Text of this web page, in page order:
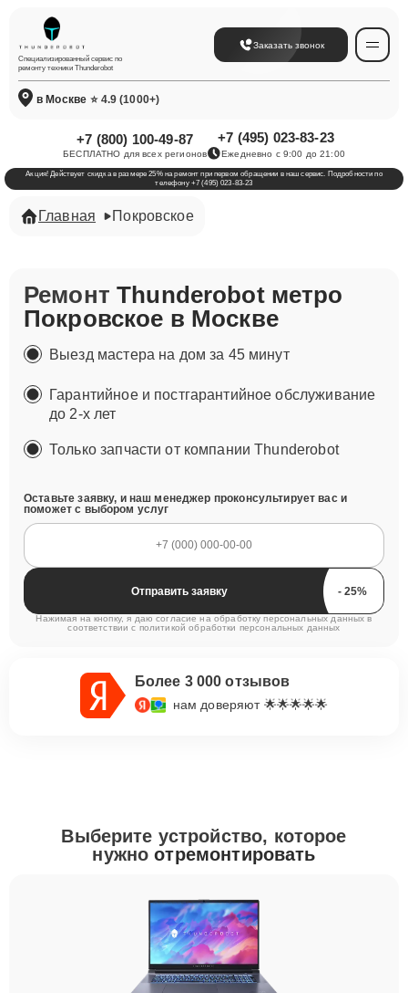
Специализированный сервис по
ремонту техники Thunderobot
Заказать звонок
в Москве ⭐ 4.9 (1000+)
+7 (800) 100-49-87
БЕСПЛАТНО для всех регионов
+7 (495) 023-83-23
Ежедневно с 9:00 до 21:00
Акция! Действует скидка в размере 25% на ремонт при первом обращении в наш сервис. Подробности по
телефону +7 (495) 023-83-23
Главная Покровское
РемонтThunderobot метро
Покровское в Москве
Выезд мастера на дом за 45 минут
Гарантийное и постгарантийное обслуживание
до 2-х лет
Только запчасти от компании Thunderobot
Оставьте заявку, и наш менеджер проконсультирует вас и
поможет с выбором услуг
Отправить заявку
Нажимая на кнопку, я даю согласие на обработку персональных данных в
соответствии с политикой обработки персональных данных
Более 3 000 отзывов
нам доверяют 🌟🌟🌟🌟🌟
Выберите устройство, которое
нужноотремонтировать